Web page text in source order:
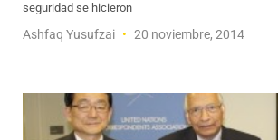
seguridad se hicieron
Ashfaq Yusufzai 20 noviembre, 2014